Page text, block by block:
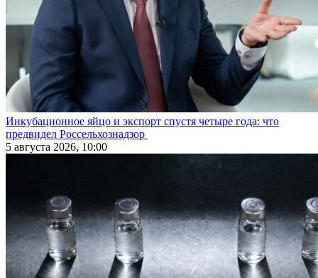
Инкубационное яйцо и экспорт спустя четыре года: что
предвидел Россельхознадзор
5 августа 2026, 10:00